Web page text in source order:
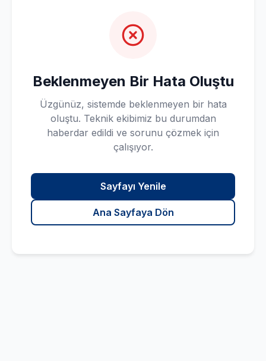
Beklenmeyen Bir Hata Oluştu
Üzgünüz, sistemde beklenmeyen bir hata
oluştu. Teknik ekibimiz bu durumdan
haberdar edildi ve sorunu çözmek için
çalışıyor.
Sayfayı Yenile
Ana Sayfaya Dön